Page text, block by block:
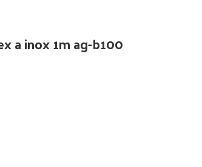
a inox 1m ag-b100